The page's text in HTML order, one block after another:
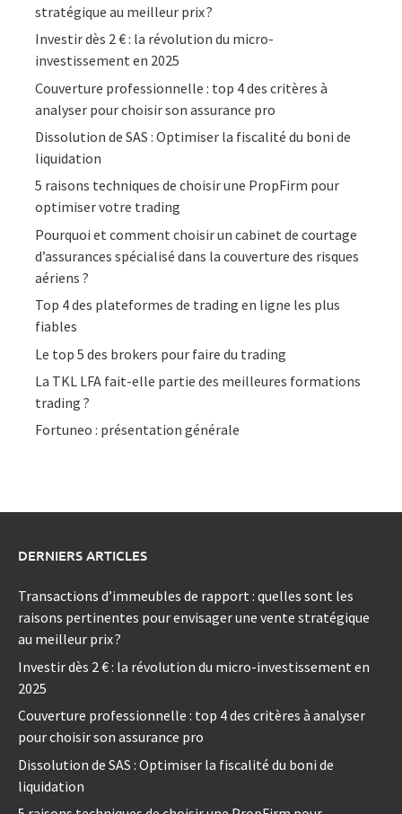
stratégique au meilleur prix ?
Investir dès 2 € : la révolution du micro-
investissement en 2025
Couverture professionnelle : top 4 des critères à
analyser pour choisir son assurance pro
Dissolution de SAS : Optimiser la fiscalité du boni de
liquidation
5 raisons techniques de choisir une PropFirm pour
optimiser votre trading
Pourquoi et comment choisir un cabinet de courtage
d’assurances spécialisé dans la couverture des risques
aériens ?
Top 4 des plateformes de trading en ligne les plus
fiables
Le top 5 des brokers pour faire du trading
La TKL LFA fait-elle partie des meilleures formations
trading ?
Fortuneo : présentation générale
DERNIERS ARTICLES
Transactions d’immeubles de rapport : quelles sont les
raisons pertinentes pour envisager une vente stratégique
au meilleur prix ?
Investir dès 2 € : la révolution du micro-investissement en
2025
Couverture professionnelle : top 4 des critères à analyser
pour choisir son assurance pro
Dissolution de SAS : Optimiser la fiscalité du boni de
liquidation